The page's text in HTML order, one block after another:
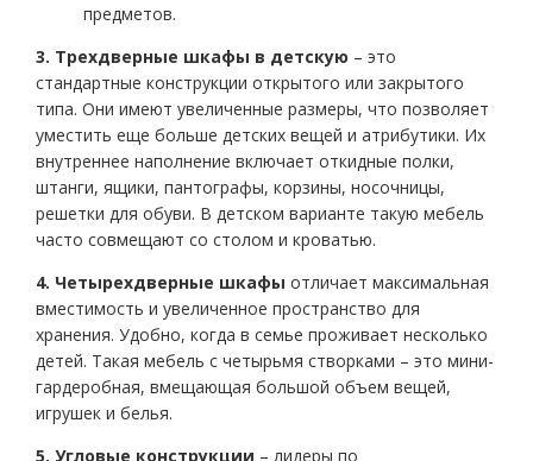
предметов.
3. Трехдверные шкафы в детскую – это
стандартные конструкции открытого или закрытого
типа. Они имеют увеличенные размеры, что позволяет
уместить еще больше детских вещей и атрибутики. Их
внутреннее наполнение включает откидные полки,
штанги, ящики, пантографы, корзины, носочницы,
решетки для обуви. В детском варианте такую мебель
часто совмещают со столом и кроватью.
4. Четырехдверные шкафы отличает максимальная
вместимость и увеличенное пространство для
хранения. Удобно, когда в семье проживает несколько
детей. Такая мебель с четырьмя створками – это мини-
гардеробная, вмещающая большой объем вещей,
игрушек и белья.
5. Угловые конструкции – лидеры по